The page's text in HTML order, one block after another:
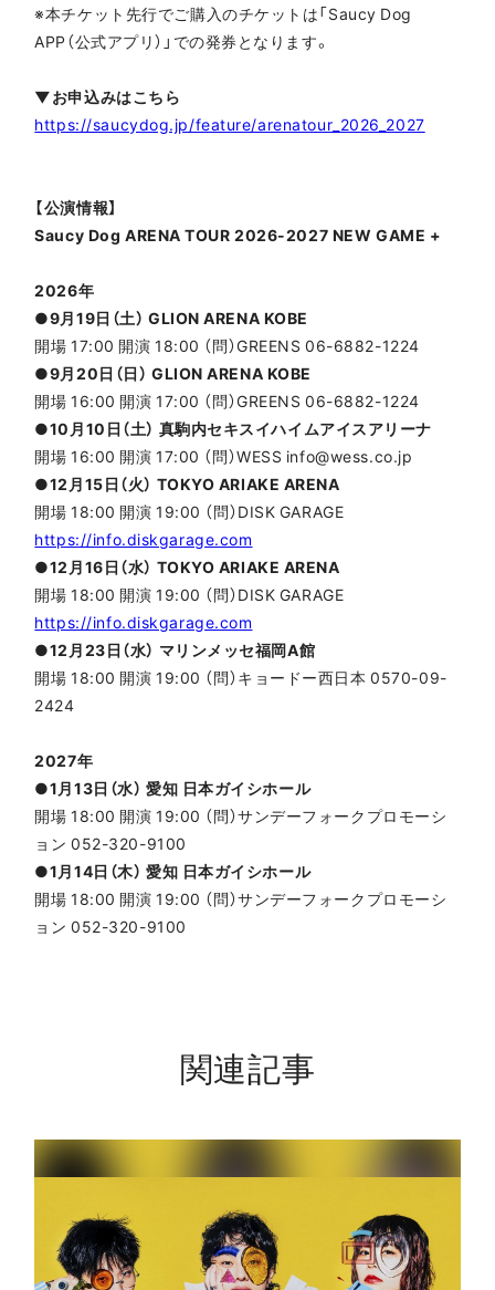
※本チケット先行でご購入のチケットは「Saucy Dog
APP（公式アプリ）」での発券となります。
▼お申込みはこちら
https://saucydog.jp/feature/arenatour_2026_2027
【公演情報】
Saucy Dog ARENA TOUR 2026-2027 NEW GAME +
2026年
●9月19日（土） GLION ARENA KOBE
開場 17:00 開演 18:00 （問）GREENS 06-6882-1224
●9月20日（日） GLION ARENA KOBE
開場 16:00 開演 17:00 （問）GREENS 06-6882-1224
●10月10日（土） 真駒内セキスイハイムアイスアリーナ
開場 16:00 開演 17:00 （問）WESS info@wess.co.jp
●12月15日（火） TOKYO ARIAKE ARENA
開場 18:00 開演 19:00 （問）DISK GARAGE
https://info.diskgarage.com
●12月16日（水） TOKYO ARIAKE ARENA
開場 18:00 開演 19:00 （問）DISK GARAGE
https://info.diskgarage.com
●12月23日（水） マリンメッセ福岡A館
開場 18:00 開演 19:00 （問）キョードー西日本 0570-09-
2424
2027年
●1月13日（水） 愛知 日本ガイシホール
開場 18:00 開演 19:00 （問）サンデーフォークプロモーシ
ョン 052-320-9100
●1月14日（木） 愛知 日本ガイシホール
開場 18:00 開演 19:00 （問）サンデーフォークプロモーシ
ョン 052-320-9100
関連記事